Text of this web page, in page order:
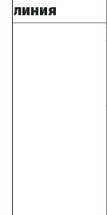
линия